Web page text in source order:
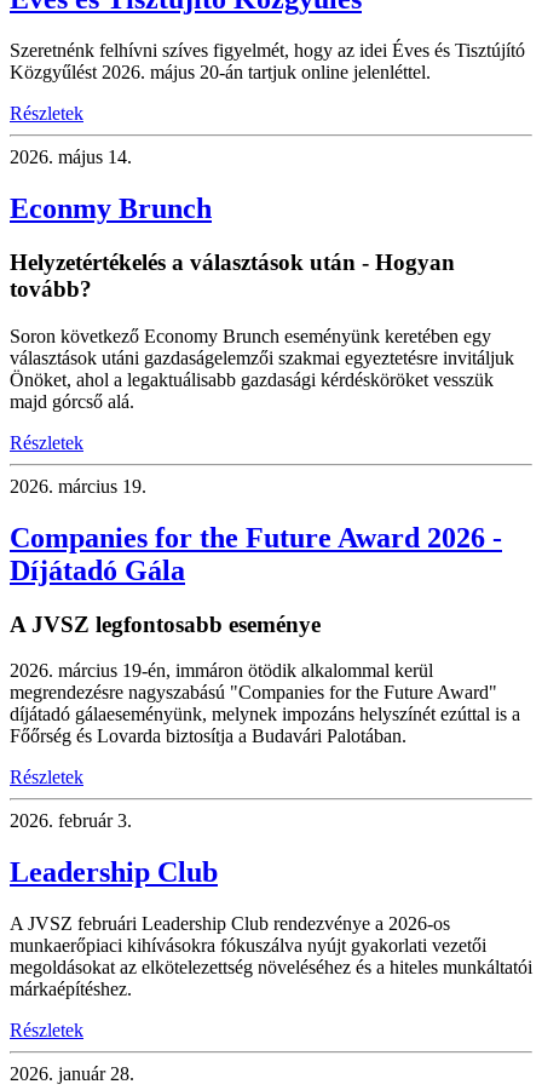
Szeretnénk felhívni szíves figyelmét, hogy az idei Éves és Tisztújító
Közgyűlést 2026. május 20-án tartjuk online jelenléttel.
Részletek
2026. május 14.
Econmy Brunch
Helyzetértékelés a választások után - Hogyan
tovább?
Soron következő Economy Brunch eseményünk keretében egy
választások utáni gazdaságelemzői szakmai egyeztetésre invitáljuk
Önöket, ahol a legaktuálisabb gazdasági kérdésköröket vesszük
majd górcső alá.
Részletek
2026. március 19.
Companies for the Future Award 2026 -
Díjátadó Gála
A JVSZ legfontosabb eseménye
2026. március 19-én, immáron ötödik alkalommal kerül
megrendezésre nagyszabású "Companies for the Future Award"
díjátadó gálaeseményünk, melynek impozáns helyszínét ezúttal is a
Főőrség és Lovarda biztosítja a Budavári Palotában.
Részletek
2026. február 3.
Leadership Club
A JVSZ februári Leadership Club rendezvénye a 2026-os
munkaerőpiaci kihívásokra fókuszálva nyújt gyakorlati vezetői
megoldásokat az elkötelezettség növeléséhez és a hiteles munkáltatói
márkaépítéshez.
Részletek
2026. január 28.